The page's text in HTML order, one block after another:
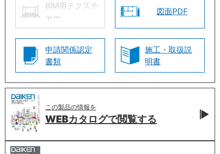
BIM用テクスチ
ャー
図面PDF
申請関係認定
書類
施工・取扱説
明書
この製品の情報を
WEBカタログで閲覧する